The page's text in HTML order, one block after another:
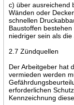
c) über ausreichend
Wänden oder
schnellen
Baustoffen
niedriger sein als die
2.7 Zündquellen
Der Arbeitgeber hat
vermieden werden
erforderlichen
Kennzeichnung